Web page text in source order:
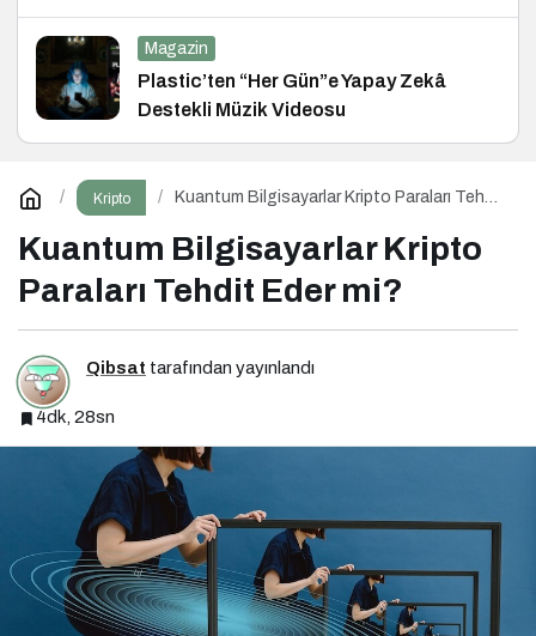
ve Hukuk Konferansı
Magazin
Plastic’ten “Her Gün”e Yapay Zekâ
Destekli Müzik Videosu
Kripto
Kuantum Bilgisayarlar Kripto Paraları Tehdit
Kuantum Bilgisayarlar Kripto
Paraları Tehdit Eder mi?
Qibsat tarafından yayınlandı
4dk, 28sn